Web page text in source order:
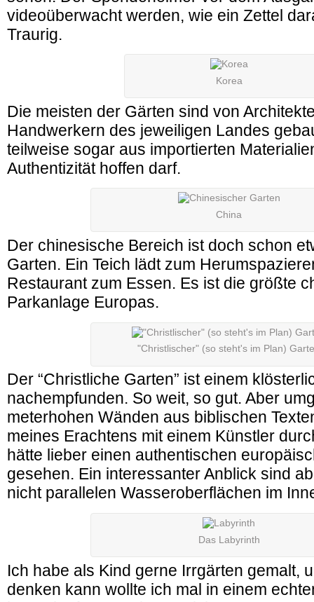
videoüberwacht werden, wie ein Zettel
Traurig.
Korea
Die meisten der Gärten sind von
Handwerkern des jeweiligen Landes
teilweise sogar aus importierten
Authentizität hoffen darf.
China
Der chinesische Bereich ist doch schon
Garten. Ein Teich lädt zum
Restaurant zum Essen. Es ist die größte
Parkanlage Europas.
"Christlischer" (so steht's im Plan)
Der “Christliche Garten” ist einem
nachempfunden. So weit, so gut. Aber
meterhohen Wänden aus biblischen
meines Erachtens mit einem Künstler
hätte lieber einen authentischen
gesehen. Ein interessanter Anblick sind
nicht parallelen Wasseroberflächen im
Das Labyrinth
Ich habe als Kind gerne Irrgärten gemalt,
denken kann wollte ich mal in einem